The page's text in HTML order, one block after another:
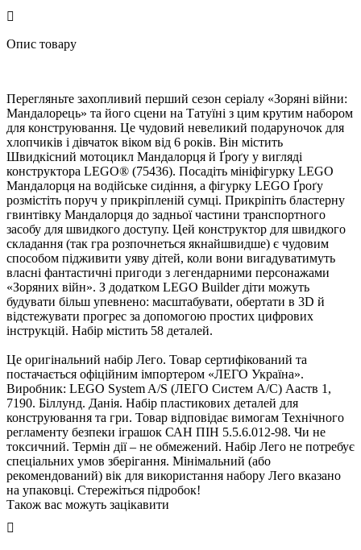
Опис товару
Перегляньте захопливий перший сезон серіалу «Зоряні війни:
Мандалорець» та його сцени на Татуїні з цим крутим набором
для конструювання. Це чудовий невеликий подаруночок для
хлопчиків і дівчаток віком від 6 років. Він містить
Швидкісний мотоцикл Мандалорця й Ґроґу у вигляді
конструктора LEGO® (75436). Посадіть мініфігурку LEGO
Мандалорця на водійське сидіння, а фігурку LEGO Ґроґу
розмістіть поруч у прикріпленій сумці. Прикріпіть бластерну
интівку Мандалорця до задньої частини транспортного
засобу для швидкого доступу. Цей конструктор для швидкого
складання (так гра розпочнеться якнайшвидше) є чудовим
способом підживити уяву дітей, коли вони вигадуватимуть
ласні фантастичні пригоди з легендарними персонажами
«Зоряних війн». З додатком LEGO Builder діти можуть
удувати більш упевнено: масштабувати, обертати в 3D й
ідстежувати прогрес за допомогою простих цифрових
інструкцій. Набір містить 58 деталей.
Це оригінальний набір Лего. Товар сертифікований та
постачається офіційним імпортером «ЛЕГО Україна».
иробник: LEGO System A/S (ЛЕГО Систем А/С) Ааств 1,
7190. Біллунд. Данія. Набір пластикових деталей для
конструювання та гри. Товар відповідає вимогам Технічного
регламенту безпеки іграшок САН ПІН 5.5.6.012-98. Чи не
токсичний. Термін дії – не обмежений. Набір Лего не потребує
спеціальних умов зберігання. Мінімальний (або
рекомендований) вік для використання набору Лего вказано
на упаковці. Стережіться підробок!
Також вас можуть зацікавити